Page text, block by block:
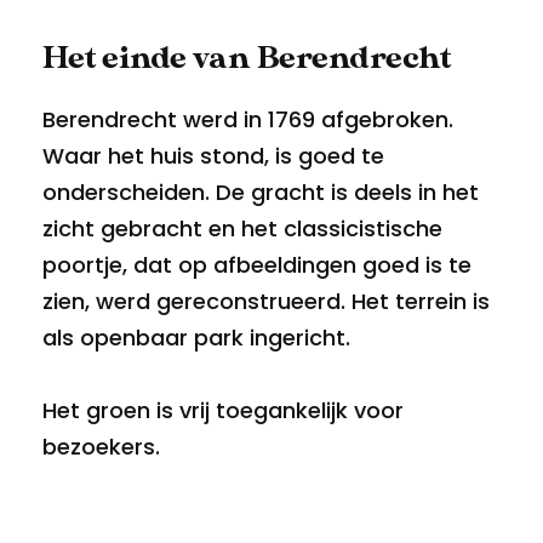
Het einde van Berendrecht
Berendrecht werd in 1769 afgebroken.
Waar het huis stond, is goed te
onderscheiden. De gracht is deels in het
zicht gebracht en het classicistische
poortje, dat op afbeeldingen goed is te
zien, werd gereconstrueerd. Het terrein is
als openbaar park ingericht.
Het groen is vrij toegankelijk voor
bezoekers.